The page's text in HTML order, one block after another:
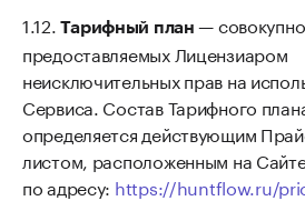
Тарифный план —
предоставляемых Лицензиаром
неисключительных прав на
Сервиса. Состав Тарифного
определяется действующим
листом, расположенным на
по адресу: https://huntflow.ru/